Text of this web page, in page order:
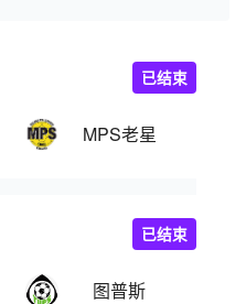
MPS老星
已结束
图普斯
已结束